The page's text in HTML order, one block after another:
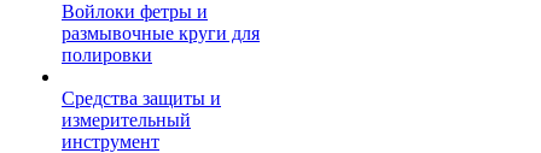
Войлоки фетры и
размывочные круги для
полировки
Средства защиты и
измерительный
инструмент